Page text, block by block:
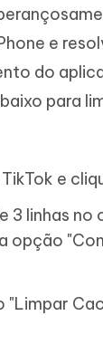
e
do
para
e
3 linhas no
opção
"Limpar